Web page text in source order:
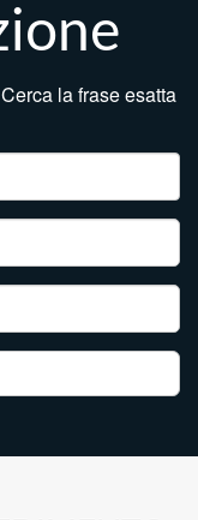
Cerca la frase esatta